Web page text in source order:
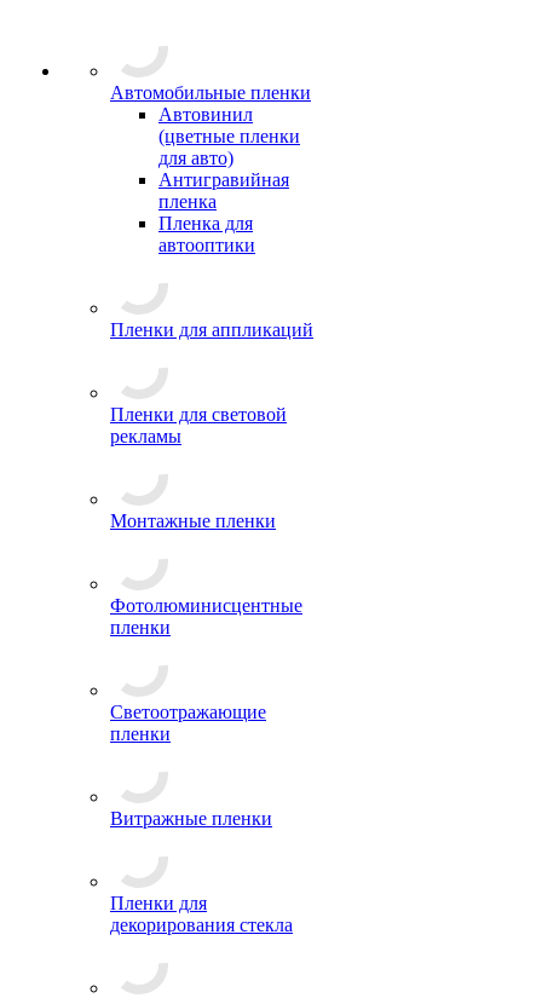
Автомобильные пленки
Автовинил
(цветные пленки
для авто)
Антигравийная
пленка
Пленка для
автооптики
Пленки для аппликаций
Пленки для световой
рекламы
Монтажные пленки
Фотолюминисцентные
пленки
Светоотражающие
пленки
Витражные пленки
Пленки для
декорирования стекла